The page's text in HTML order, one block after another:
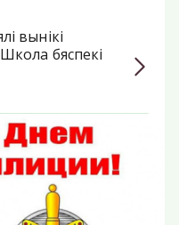
вынікі
бяспекі